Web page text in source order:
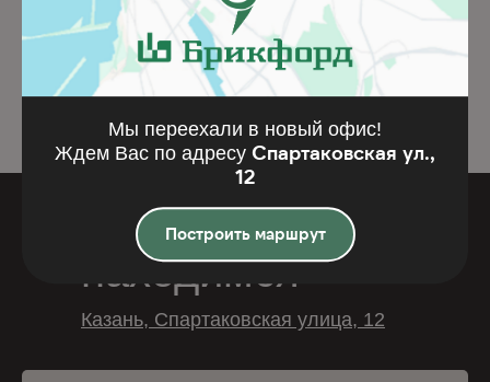
Подробнее Подробнее
Где мы
находимся
Казань, Спартаковская улица, 12
Мы переехали в новый офис!
Ждем Вас по адресу Спартаковская ул.,
12
Построить маршрут